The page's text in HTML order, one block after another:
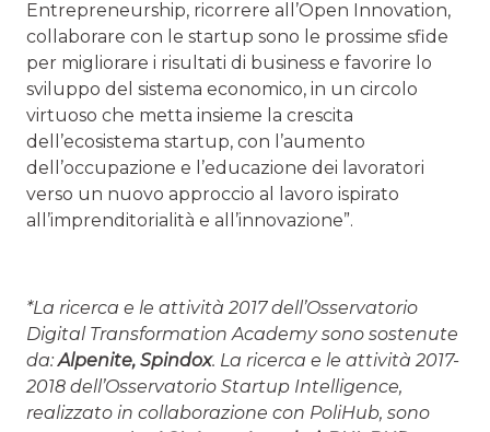
Entrepreneurship, ricorrere all’Open Innovation,
collaborare con le startup sono le prossime sfide
per migliorare i risultati di business e favorire lo
sviluppo del sistema economico, in un circolo
virtuoso che metta insieme la crescita
dell’ecosistema startup, con l’aumento
dell’occupazione e l’educazione dei lavoratori
verso un nuovo approccio al lavoro ispirato
all’imprenditorialità e all’innovazione”.
*La ricerca e le attività 2017 dell’Osservatorio
Digital Transformation Academy sono sostenute
da:Alpenite, Spindox. La ricerca e le attività 2017-
2018 dell’Osservatorio Startup Intelligence,
realizzato in collaborazione con PoliHub, sono